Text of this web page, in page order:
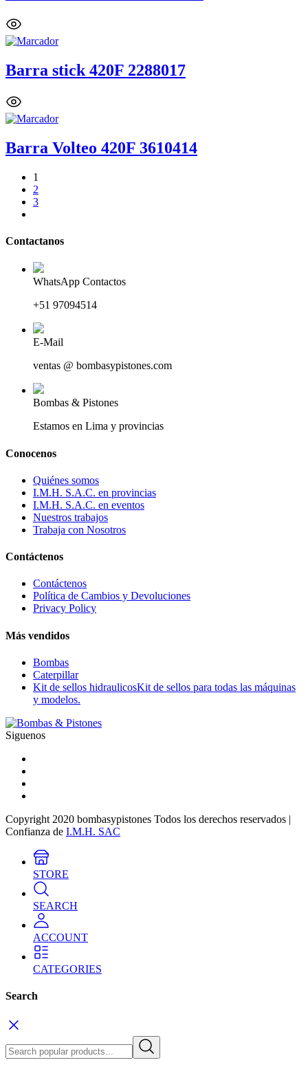
Barra stick 420F 2288017
Barra Volteo 420F 3610414
1
2
3
Contactanos
WhatsApp Contactos
+51 97094514
E-Mail
ventas @ bombasypistones.com
Bombas & Pistones
Estamos en Lima y provincias
Conocenos
Quiénes somos
I.M.H. S.A.C. en provincias
I.M.H. S.A.C. en eventos
Nuestros trabajos
Trabaja con Nosotros
Contáctenos
Contáctenos
Política de Cambios y Devoluciones
Privacy Policy
Más vendidos
Bombas
Caterpillar
Kit de sellos hidraulicosKit de sellos para todas las máquinas
y modelos.
Siguenos
Copyright 2020 bombasypistones Todos los derechos reservados |
Confianza de I.M.H. SAC
STORE
SEARCH
ACCOUNT
CATEGORIES
Search